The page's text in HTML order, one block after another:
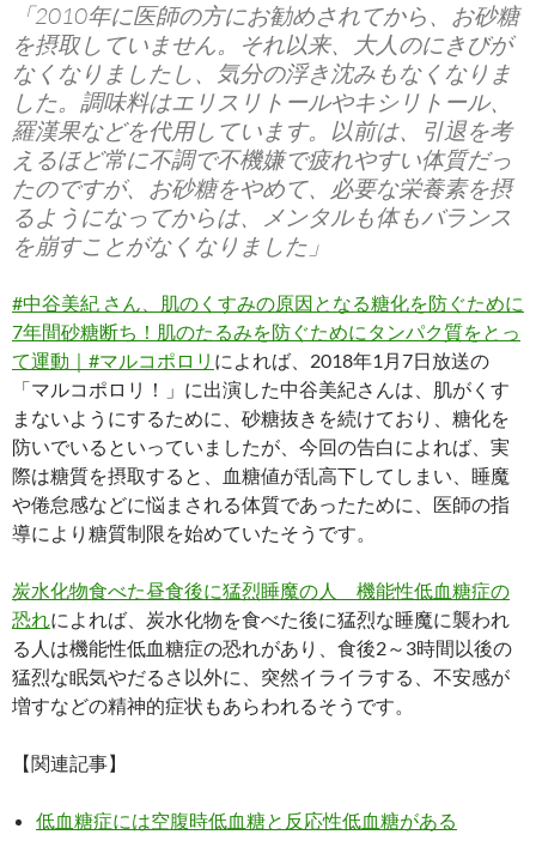
「2010年に医師の方にお勧めされてから、お砂糖
を摂取していません。それ以来、大人のにきびが
なくなりましたし、気分の浮き沈みもなくなりま
した。調味料はエリスリトールやキシリトール、
羅漢果などを代用しています。以前は、引退を考
えるほど常に不調で不機嫌で疲れやすい体質だっ
たのですが、お砂糖をやめて、必要な栄養素を摂
るようになってからは、メンタルも体もバランス
を崩すことがなくなりました」
#中谷美紀 さん、肌のくすみの原因となる糖化を防ぐために
7年間砂糖断ち！肌のたるみを防ぐためにタンパク質をとっ
て運動｜#マルコポロリ によれば、2018年1月7日放送の
「マルコポロリ！」に出演した中谷美紀さんは、肌がくす
まないようにするために、砂糖抜きを続けており、糖化を
防いでいるといっていましたが、今回の告白によれば、実
際は糖質を摂取すると、血糖値が乱高下してしまい、睡魔
や倦怠感などに悩まされる体質であったために、医師の指
導により糖質制限を始めていたそうです。
炭水化物食べた昼食後に猛烈睡魔の人 機能性低血糖症の
恐れによれば、炭水化物を食べた後に猛烈な睡魔に襲われ
る人は機能性低血糖症の恐れがあり、食後2～3時間以後の
猛烈な眠気やだるさ以外に、突然イライラする、不安感が
増すなどの精神的症状もあらわれるそうです。
【関連記事】
低血糖症には空腹時低血糖と反応性低血糖がある